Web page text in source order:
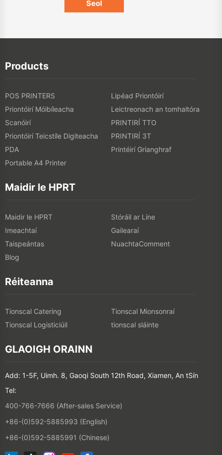
Products
POS PRINTERS
Lipéad Priontóirí
Priontóirí Móibíleacha
Leictreonach an tomhaltóra
Scanóirí
PRINTIRÍ TTO
Priontóirí Teicstíle Digiteacha
PRINTIRÍ 3T
PDA
Printéirí Grianghraf
Portable A4 Printer
Maidir le HPRT
Maidir le HPRT
Stóráil ar Líne
Imeachtaí
Gailearaí
Taispeántas
NuachtaComment
Blog
Réiteanna
Tionscal Catering
Tionscal Mionsonraí
Tionscal Logisticiúil
tionscal sláinte
GLAOIGH ORAINN
Add: 1-5F, Uimh. 8, Gaoqi South 12th Road, Xiamen, An tSín
Tel:
400-766-7666 (After-sales Service)
+86-(0)592-5885993 (English)
+86-(0)592-5885991 (Chinese)